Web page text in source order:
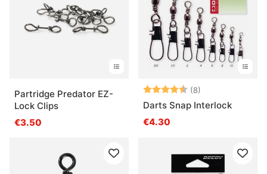
Partridge Predator EZ-
Lock Clips
€3.50
Note: (8)
Darts Snap Interlock
€4.30